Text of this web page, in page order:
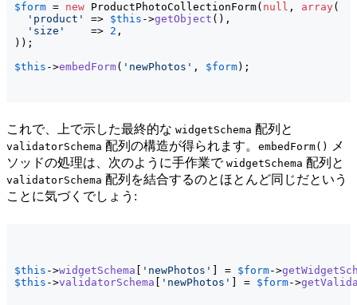
$form = new ProductPhotoCollectionForm( null , array(
'product'
=> $this ->getObject ( ) ,
'size'
    =>
2
) ) ;
$this ->embedForm( 'newPhotos' , $form) ;
これで、上で示した最終的な widgetSchema 配列と
validatorSchema 配列の構造が得られます。 embedForm()
メ
ソッドの処理は、次のように手作業で widgetSchema 配列と
validatorSchema 配列を結合するのとほとんど同じだという
ことに気づくでしょう:
$this ->widgetSchema 'newPhotos' = $form->
$this ->validatorSchema 'newPhotos' = $form->